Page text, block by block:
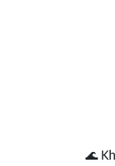
🌊